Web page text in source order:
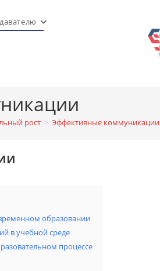
рост > Эффективные коммуникации
образовании
в учебной среде
процессе